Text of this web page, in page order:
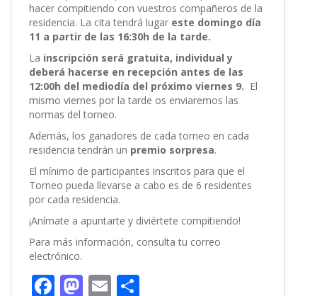
hacer compitiendo con vuestros compañeros de la
residencia. La cita tendrá lugar este domingo día
11 a partir de las 16:30h de la tarde.
La inscripción será gratuita, individual y
deberá hacerse en recepción antes de las
12:00h del mediodía del próximo viernes 9. El
mismo viernes por la tarde os enviaremos las
normas del torneo.
Además, los ganadores de cada torneo en cada
residencia tendrán un premio sorpresa.
El mínimo de participantes inscritos para que el
Torneo pueda llevarse a cabo es de 6 residentes
por cada residencia.
¡Anímate a apuntarte y diviértete compitiendo!
Para más información, consulta tu correo
electrónico.
F M E